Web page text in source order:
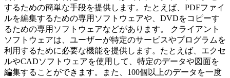
するための簡単な手段を提供します。たとえば、PDFファイ
ルを編集するための専用ソフトウェアや、DVDをコピーす
るための専用ソフトウェアなどがあります。 クライアント
ソフトウェアは、ユーザーが特定のサービスやプログラムを
利用するために必要な機能を提供します。たとえば、エクセ
ルやCADソフトウェアを使用して、特定のデータや図面を
編集することができます。また、100個以上のデータを一度